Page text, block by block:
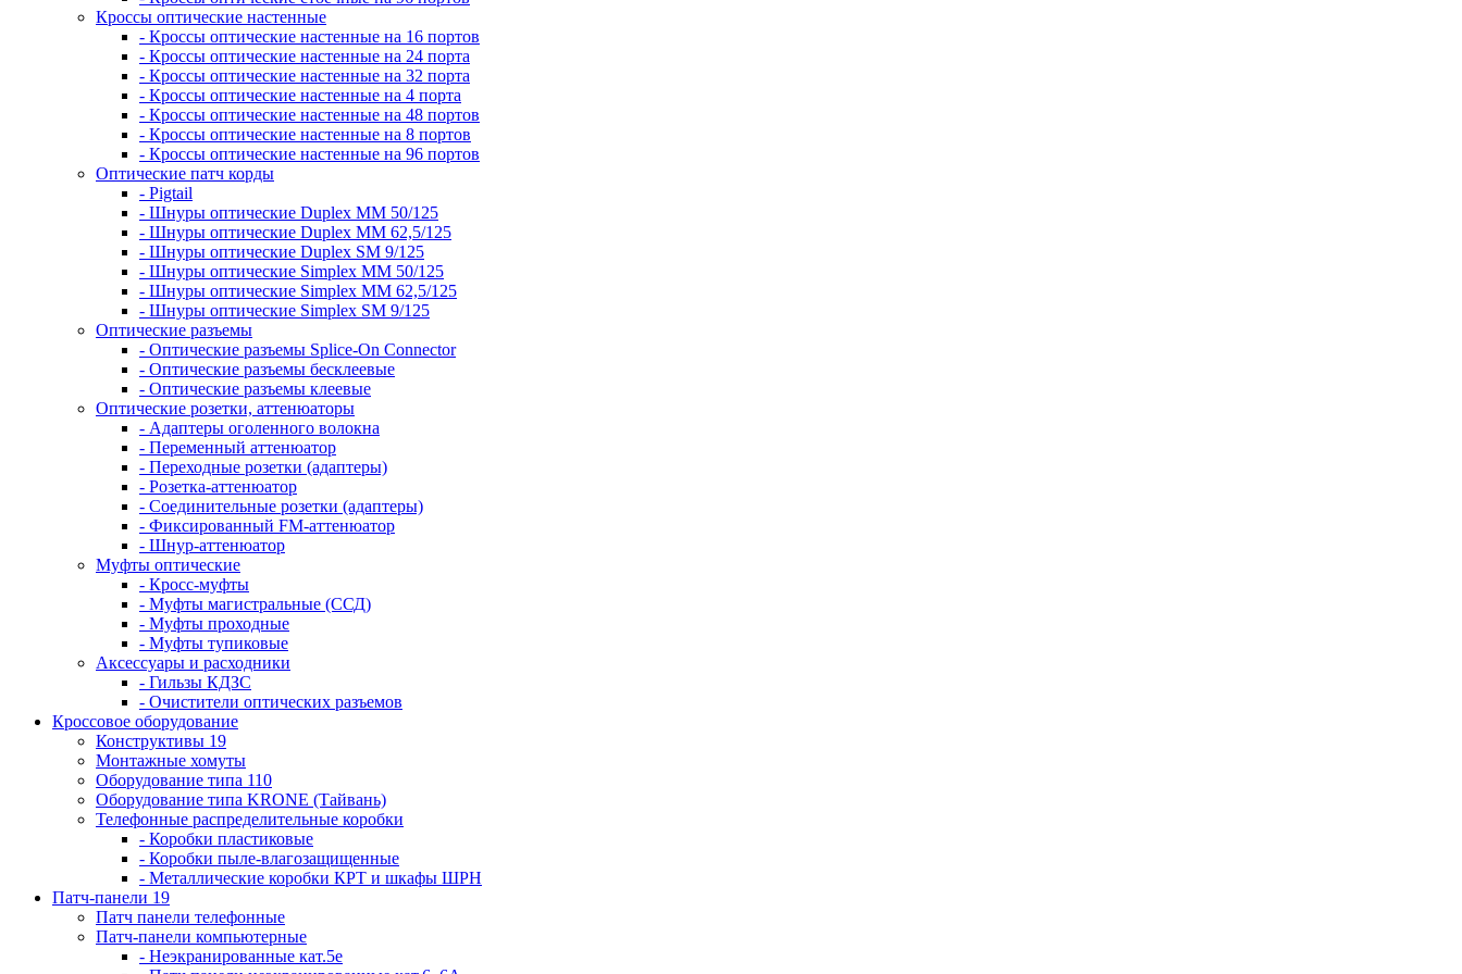
Кроссы оптические настенные
- Кроссы оптические настенные на 16 портов
- Кроссы оптические настенные на 24 порта
- Кроссы оптические настенные на 32 порта
- Кроссы оптические настенные на 4 порта
- Кроссы оптические настенные на 48 портов
- Кроссы оптические настенные на 8 портов
- Кроссы оптические настенные на 96 портов
Оптические патч корды
- Pigtail
- Шнуры оптические Duplex MM 50/125
- Шнуры оптические Duplex MM 62,5/125
- Шнуры оптические Duplex SM 9/125
- Шнуры оптические Simplex MM 50/125
- Шнуры оптические Simplex MM 62,5/125
- Шнуры оптические Simplex SM 9/125
Оптические разъемы
- Оптические разъемы Splice-On Connector
- Оптические разъемы бесклеевые
- Оптические разъемы клеевые
Оптические розетки, аттенюаторы
- Адаптеры оголенного волокна
- Переменный аттенюатор
- Переходные розетки (адаптеры)
- Розетка-аттенюатор
- Соединительные розетки (адаптеры)
- Фиксированный FM-аттенюатор
- Шнур-аттенюатор
Муфты оптические
- Кросс-муфты
- Муфты магистральные (ССД)
- Муфты проходные
- Муфты тупиковые
Аксессуары и расходники
- Гильзы КДЗС
- Очистители оптических разъемов
Кроссовое оборудование
Конструктивы 19
Монтажные хомуты
Оборудование типа 110
Оборудование типа KRONE (Тайвань)
Телефонные распределительные коробки
- Коробки пластиковые
- Коробки пыле-влагозащищенные
- Металлические коробки КРТ и шкафы ШРН
Патч-панели 19
Патч панели телефонные
Патч-панели компьютерные
- Неэкранированные кат.5е